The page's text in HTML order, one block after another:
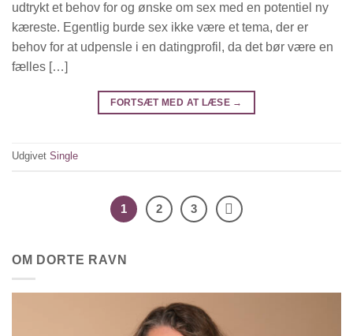
udtrykt et behov for og ønske om sex med en potentiel ny
kæreste. Egentlig burde sex ikke være et tema, der er
behov for at udpensle i en datingprofil, da det bør være en
fælles […]
FORTSÆT MED AT LÆSE →
Udgivet Single
1 2 3
OM DORTE RAVN